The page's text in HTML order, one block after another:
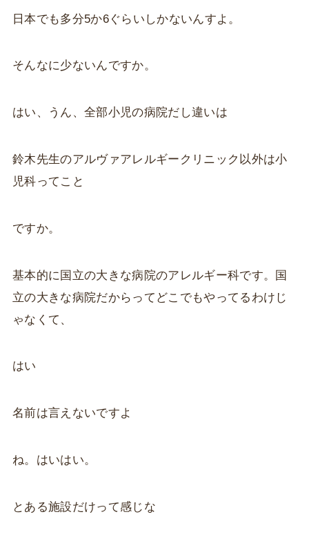
日本でも多分5か6ぐらいしかないんすよ。
そんなに少ないんですか。
はい、うん、全部小児の病院だし違いは
鈴木先生のアルヴァアレルギークリニック以外は小
児科ってこと
ですか。
基本的に国立の大きな病院のアレルギー科です。国
立の大きな病院だからってどこでもやってるわけじ
ゃなくて、
はい
名前は言えないですよ
ね。はいはい。
とある施設だけって感じな